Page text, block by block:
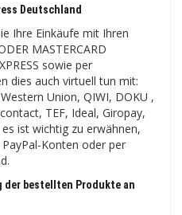
Deutschland
Ihre Einkäufe mit Ihren
MASTERCARD
sowie per
dies auch virtuell tun mit:
Union, QIWI, DOKU ,
TEF, Ideal, Giropay,
ist wichtig zu erwähnen,
Konten oder per
der bestellten Produkte an